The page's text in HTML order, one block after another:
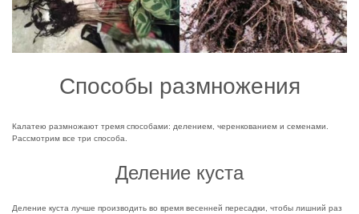
Способы размножения
Калатею размножают тремя способами: делением, черенкованием и семенами.
Рассмотрим все три способа.
Деление куста
Деление куста лучше производить во время весенней пересадки, чтобы лишний раз